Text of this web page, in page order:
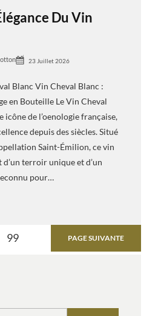
Du Vin
23 Juillet 2026
Blanc Vin Cheval Blanc :
en Bouteille Le Vin Cheval
icône de l’oenologie française,
depuis des siècles. Situé
Saint-Émilion, ce vin
terroir unique et d’un
pour…
99 PAGE SUIVANTE